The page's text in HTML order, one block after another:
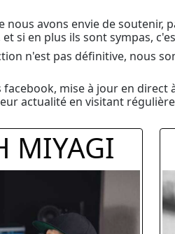
avons envie de
si en plus ils sont sympas,
n'est pas définitive, nous
mise à jour en direct
actualité en visitant
MIYAGI